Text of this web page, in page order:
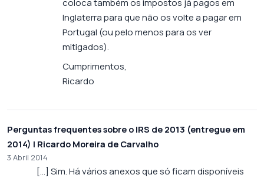
Inglaterra para que não os volte a pagar em
Portugal (ou pelo menos para os ver
mitigados).
Cumprimentos,
Ricardo
Perguntas frequentes sobre o IRS de 2013 (entregue em
2014) | Ricardo Moreira de Carvalho
3 Abril 2014
[…] Sim. Há vários anexos que só ficam disponíveis